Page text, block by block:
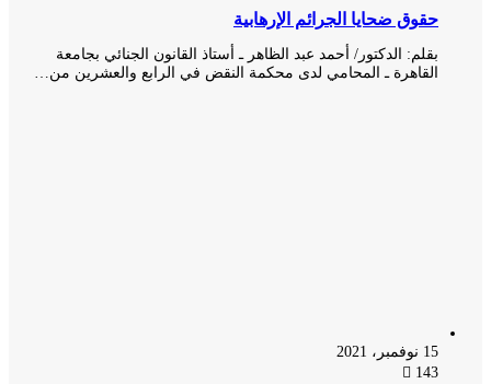
حقوق ضحايا الجرائم الإرهابية
بقلم: الدكتور/ أحمد عبد الظاهر ـ أستاذ القانون الجنائي بجامعة
القاهرة ـ المحامي لدى محكمة النقض في الرابع والعشرين من…